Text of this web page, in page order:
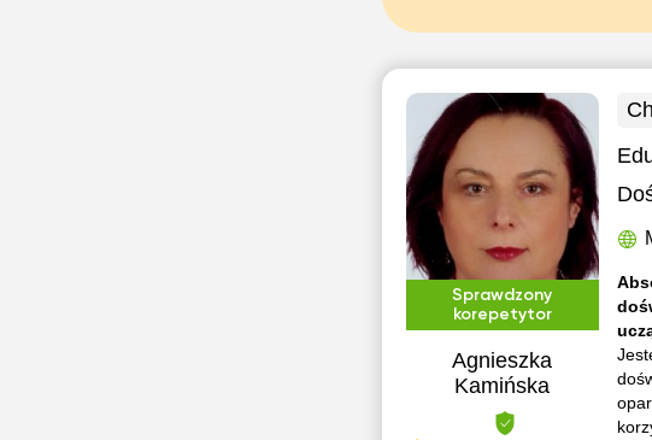
Sprawdzony
korepetytor
Agnieszka
Kamińska